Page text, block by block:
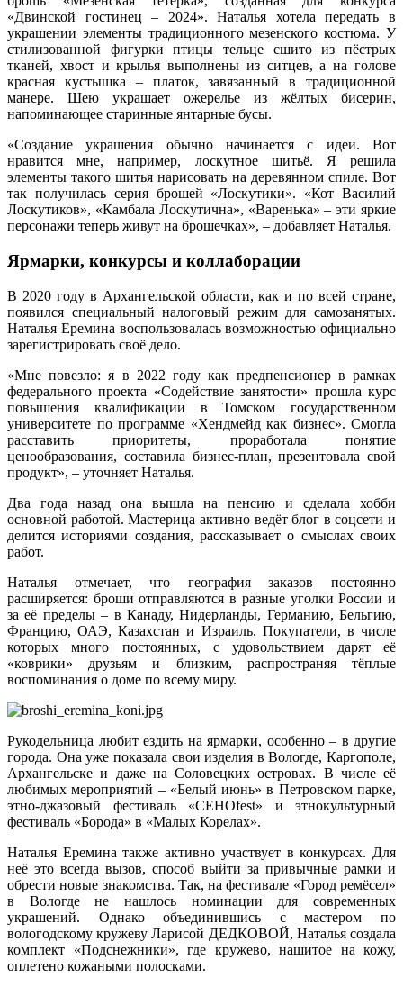
«Двинской гостинец – 2024». Наталья хотела передать в
украшении элементы традиционного мезенского костюма. У
стилизованной фигурки птицы тельце сшито из пёстрых
тканей, хвост и крылья выполнены из ситцев, а на голове
красная кустышка – платок, завязанный в традиционной
манере. Шею украшает ожерелье из жёлтых бисерин,
напоминающее старинные янтарные бусы.
«Создание украшения обычно начинается с идеи. Вот
нравится мне, например, лоскутное шитьё. Я решила
элементы такого шитья нарисовать на деревянном спиле. Вот
так получилась серия брошей «Лоскутики». «Кот Василий
Лоскутиков», «Камбала Лоскутична», «Варенька» – эти яркие
персонажи теперь живут на брошечках», – добавляет Наталья.
Ярмарки, конкурсы и коллаборации
В 2020 году в Архангельской области, как и по всей стране,
появился специальный налоговый режим для самозанятых.
Наталья Еремина воспользовалась возможностью официально
зарегистрировать своё дело.
«Мне повезло: я в 2022 году как предпенсионер в рамках
федерального проекта «Содействие занятости» прошла курс
повышения квалификации в Томском государственном
университете по программе «Хендмейд как бизнес». Смогла
расставить приоритеты, проработала понятие
ценообразования, составила бизнес-план, презентовала свой
продукт», – уточняет Наталья.
Два года назад она вышла на пенсию и сделала хобби
основной работой. Мастерица активно ведёт блог в соцсети и
делится историями создания, рассказывает о смыслах своих
работ.
Наталья отмечает, что география заказов постоянно
расширяется: броши отправляются в разные уголки России и
за её пределы – в Канаду, Нидерланды, Германию, Бельгию,
Францию, ОАЭ, Казахстан и Израиль. Покупатели, в числе
которых много постоянных, с удовольствием дарят её
«коврики» друзьям и близким, распространяя тёплые
воспоминания о доме по всему миру.
Рукодельница любит ездить на ярмарки, особенно – в другие
города. Она уже показала свои изделия в Вологде, Каргополе,
Архангельске и даже на Соловецких островах. В числе её
любимых мероприятий – «Белый июнь» в Петровском парке,
этно-джазовый фестиваль «СЕНОfest» и этнокультурный
фестиваль «Борода» в «Малых Корелах».
Наталья Еремина также активно участвует в конкурсах. Для
неё это всегда вызов, способ выйти за привычные рамки и
обрести новые знакомства. Так, на фестивале «Город ремёсел»
в Вологде не нашлось номинации для современных
украшений. Однако объединившись с мастером по
вологодскому кружеву Ларисой ДЕДКОВОЙ, Наталья создала
комплект «Подснежники», где кружево, нашитое на кожу,
оплетено кожаными полосками.